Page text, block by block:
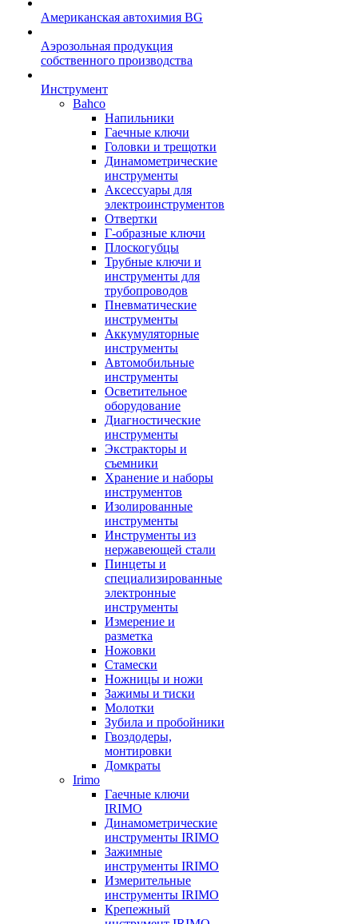
Американская автохимия BG
Аэрозольная продукция
собственного производства
Инструмент
Bahco
Напильники
Гаечные ключи
Головки и трещотки
Динамометрические
инструменты
Аксессуары для
электроинструментов
Отвертки
Г-образные ключи
Плоскогубцы
Трубные ключи и
инструменты для
трубопроводов
Пневматические
инструменты
Аккумуляторные
инструменты
Автомобильные
инструменты
Осветительное
оборудование
Диагностические
инструменты
Экстракторы и
съемники
Хранение и наборы
инструментов
Изолированные
инструменты
Инструменты из
нержавеющей стали
Пинцеты и
специализированные
электронные
инструменты
Измерение и
разметка
Ножовки
Стамески
Ножницы и ножи
Зажимы и тиски
Молотки
Зубила и пробойники
Гвоздодеры,
монтировки
Домкраты
Irimo
Гаечные ключи
IRIMO
Динамометрические
инструменты IRIMO
Зажимные
инструменты IRIMO
Измерительные
инструменты IRIMO
Крепежный